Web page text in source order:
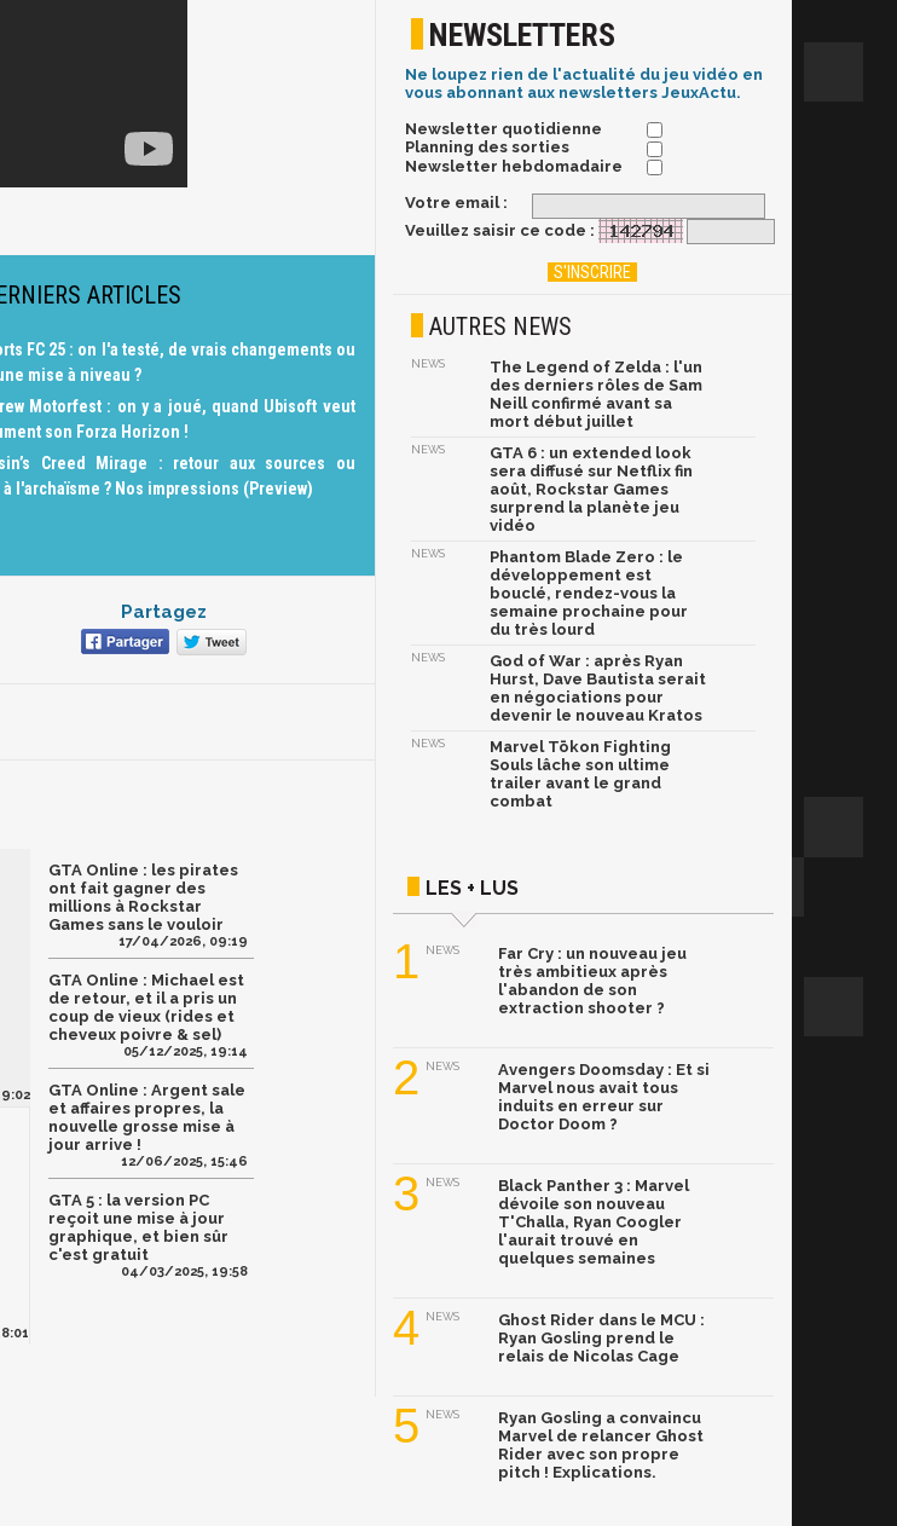
ARTICLES
FC 25 : on l'a testé, de vrais changements ou
mise à niveau ?
Motorfest : on y a joué, quand Ubisoft veut
son Forza Horizon !
Creed Mirage : retour aux sources ou
l'archaïsme ? Nos impressions (Preview)
Partagez
GTA Online : les pirates
ont fait gagner des
millions à Rockstar
Games sans le vouloir
17/04/2026, 09:19
GTA Online : Michael est
de retour, et il a pris un
coup de vieux (rides et
cheveux poivre & sel)
05/12/2025, 19:14
GTA Online : Argent sale
et affaires propres, la
nouvelle grosse mise à
jour arrive !
12/06/2025, 15:46
GTA 5 : la version PC
reçoit une mise à jour
graphique, et bien sûr
c'est gratuit
04/03/2025, 19:58
NEWSLETTERS
Ne loupez rien de l'actualité du jeu vidéo en
vous abonnant aux newsletters JeuxActu.
Newsletter quotidienne
Planning des sorties
Newsletter hebdomadaire
Votre email :
Veuillez saisir ce code :
AUTRES NEWS
NEWS
The Legend of Zelda : l'un
des derniers rôles de Sam
Neill confirmé avant sa
mort début juillet
NEWS
GTA 6 : un extended look
sera diffusé sur Netflix fin
août, Rockstar Games
surprend la planète jeu
vidéo
NEWS
Phantom Blade Zero : le
développement est
bouclé, rendez-vous la
semaine prochaine pour
du très lourd
NEWS
God of War : après Ryan
Hurst, Dave Bautista serait
en négociations pour
devenir le nouveau Kratos
NEWS
Marvel Tōkon Fighting
Souls lâche son ultime
trailer avant le grand
combat
LES + LUS
1 NEWS
Far Cry : un nouveau jeu
très ambitieux après
l'abandon de son
extraction shooter ?
2 NEWS
Avengers Doomsday : Et si
Marvel nous avait tous
induits en erreur sur
Doctor Doom ?
3 NEWS
Black Panther 3 : Marvel
dévoile son nouveau
T'Challa, Ryan Coogler
l'aurait trouvé en
quelques semaines
4 NEWS
Ghost Rider dans le MCU :
Ryan Gosling prend le
relais de Nicolas Cage
5 NEWS
Ryan Gosling a convaincu
Marvel de relancer Ghost
Rider avec son propre
pitch ! Explications.